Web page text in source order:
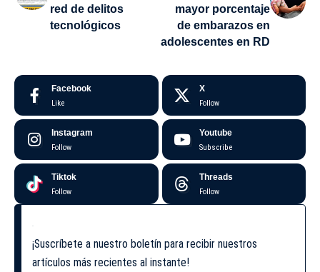
red de delitos
tecnológicos
mayor porcentaje
de embarazos en
adolescentes en RD
Facebook
Like
X
Follow
Instagram
Follow
Youtube
Subscribe
Tiktok
Follow
Threads
Follow
¡Suscríbete a nuestro boletín para recibir nuestros
artículos más recientes al instante!